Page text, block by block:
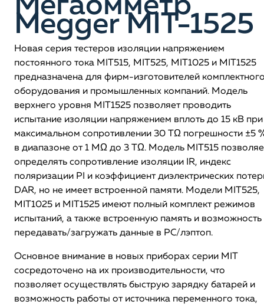
Мегаомметр
Megger MIT-1525
Новая серия тестеров изоляции напряжением
постоянного тока MIT515, MIT525, MIT1025 и MIT1525
предназначена для фирм-изготовителей
оборудования и промышленных компаний. Модель
верхнего уровня MIT1525 позволяет проводить
испытание изоляции напряжением вплоть до 15 кВ при
максимальном сопротивлении 30 TΩ погрешности ±5
в диапазоне от 1 MΩ до 3 TΩ. Модель MIT515
определять сопротивление изоляции IR, индекс
поляризации PI и коэффициент диэлектрических
DAR, но не имеет встроенной памяти. Модели MIT525,
MIT1025 и MIT1525 имеют полный комплект режимов
испытаний, а также встроенную память и возможность
передавать/загружать данные в PC/лэптоп.
Основное внимание в новых приборах серии MIT
сосредоточено на их производительности, что
позволяет осуществлять быструю зарядку батарей и
возможность работы от источника переменного тока,